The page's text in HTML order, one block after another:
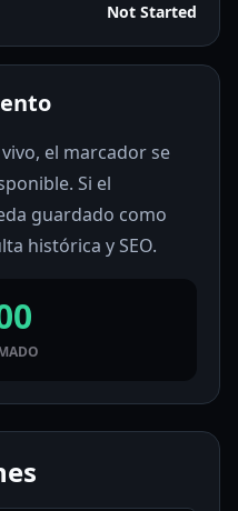
Not Started
el marcador se
Si el
guardado como
histórica y SEO.